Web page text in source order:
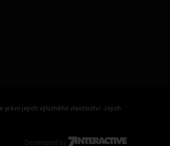
právo jejich výlučného vlastnictví. Jejich
Developed by